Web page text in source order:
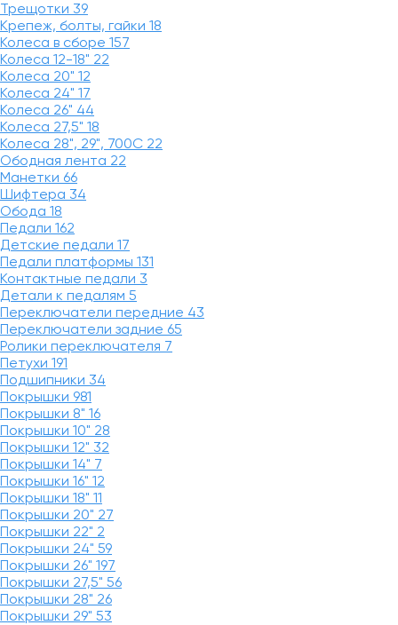
Трещотки 39
Крепеж, болты, гайки 18
Колеса в сборе 157
Колеса 12-18" 22
Колеса 20" 12
Колеса 24" 17
Колеса 26" 44
Колеса 27,5" 18
Колеса 28", 29", 700С 22
Ободная лента 22
Манетки 66
Шифтера 34
Обода 18
Педали 162
Детские педали 17
Педали платформы 131
Контактные педали 3
Детали к педалям 5
Переключатели передние 43
Переключатели задние 65
Ролики переключателя 7
Петухи 191
Подшипники 34
Покрышки 981
Покрышки 8" 16
Покрышки 10" 28
Покрышки 12" 32
Покрышки 14" 7
Покрышки 16" 12
Покрышки 18" 11
Покрышки 20" 27
Покрышки 22" 2
Покрышки 24" 59
Покрышки 26" 197
Покрышки 27,5" 56
Покрышки 28" 26
Покрышки 29" 53